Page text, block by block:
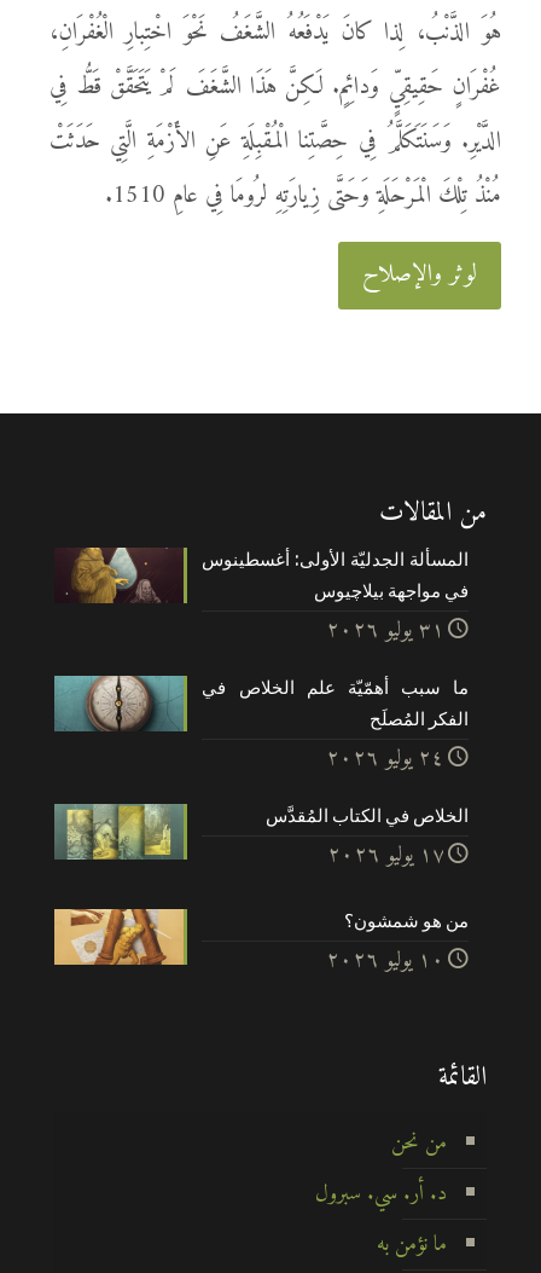
هُوَ الذَّنْبُ، لِذا كانَ يَدْفَعُهُ الشَّغَفُ نَحْوَ اخْتِبارِ الْغُفْرَانِ،
غُفْرَانٍ حَقِيقِيٍّ وَدائِمٍ. لَكِنَّ هَذَا الشَّغَفَ لَمْ يَتَحَقَّقْ قَطُّ فِي
الدَّيْرِ. وَسَنَتَكَلَّمُ فِي حِصَّتِنا الْمُقْبِلَةِ عَنِ الأَزْمَةِ الَّتِي حَدَثَتْ
مُنْذُ تِلْكَ الْمَرْحَلَةِ وَحَتَّى زِيارَتِهِ لرُومَا فِي عامِ 1510.
لوثر والإصلاح
من المقالات
المسألة الجدليّة الأولى: أغسطينوس
في مواجهة بيلاچيوس
۳۱ يوليو ۲۰۲٦
ما سبب أهمّيّة علم الخلاص في
الفكر المُصلَح
۲٤ يوليو ۲۰۲٦
الخلاص في الكتاب المُقدَّس
۱۷ يوليو ۲۰۲٦
من هو شمشون؟
۱۰ يوليو ۲۰۲٦
القائمة
من نحن
د. أر. سي. سبرول
ما نؤمن به